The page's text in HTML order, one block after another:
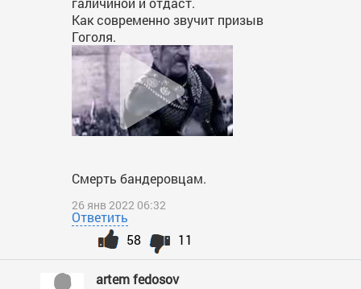
Как современно звучит призыв
Гоголя.
Смерть бандеровцам.
26 янв 2022 06:32
Ответить
11
58
artem fedosov